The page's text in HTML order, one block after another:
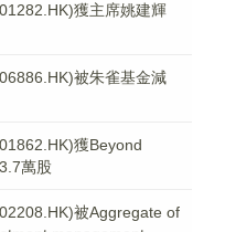
獲主席姚建輝
被朱雀基金減
獲Beyond
萬股
被Aggregate of